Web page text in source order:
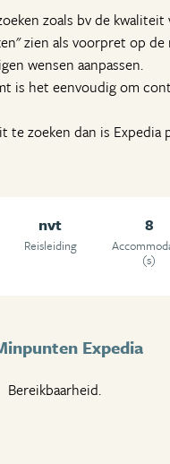
zoals bv de
zien als voorpret op de
wensen aanpassen.
is het eenvoudig om
zoeken dan is
nvt
Reisleiding
8
(s)
Expedia
Bereikbaarheid.